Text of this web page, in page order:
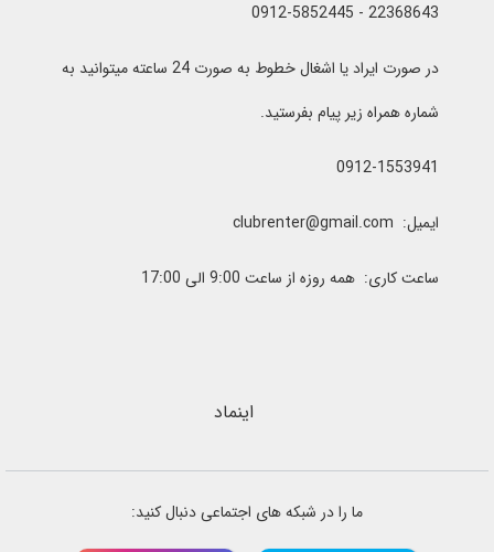
22368643 - 0912-5852445
در صورت ایراد یا اشغال خطوط به صورت 24 ساعته میتوانید به
شماره همراه زیر پیام بفرستید.
0912-1553941
ایمیل: clubrenter@gmail.com
ساعت کاری: همه روزه از ساعت 9:00 الی 17:00
اینماد
ما را در شبکه های اجتماعی دنبال کنید: